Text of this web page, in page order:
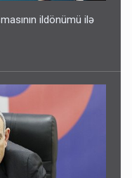
ildönümü ilə